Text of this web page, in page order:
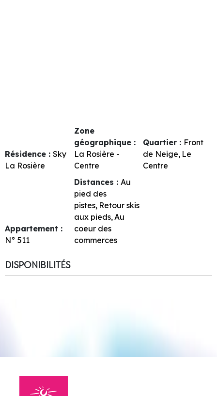
Résidence : Sky
La Rosière
Zone
géographique :
La Rosière -
Centre
Quartier : Front
de Neige Le
Centre
Appartement :
N° 511
Distances : Au
pied des
pistes Retour skis
aux pieds Au
coeur des
commerces
DISPONIBILITÉS